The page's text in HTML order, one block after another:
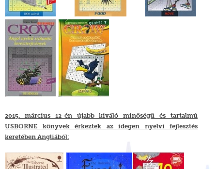
2015. március 12-én újabb kiváló minőségű és tartalmú
USBORNE könyvek érkeztek az idegen nyelvi fejlesztés
keretében Angliából: